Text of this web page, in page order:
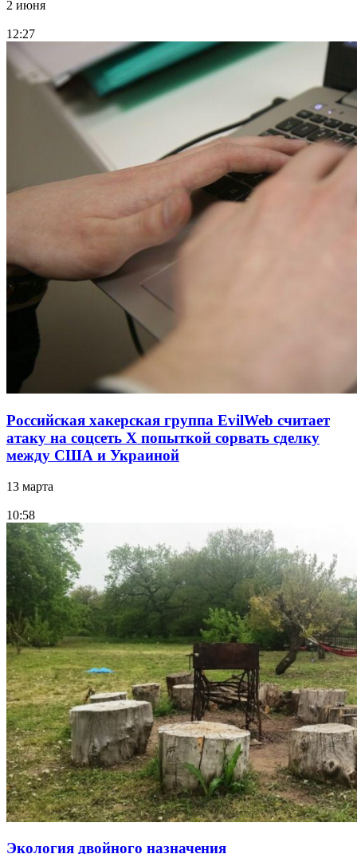
2 июня
12:27
Российская хакерская группа EvilWeb считает
атаку на соцсеть Х попыткой сорвать сделку
между США и Украиной
13 марта
10:58
Экология двойного назначения